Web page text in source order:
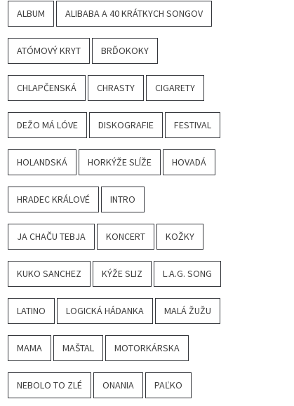
ALBUM ALIBABA A 40 KRÁTKYCH SONGOV
ATÓMOVÝ KRYT BRĎOKOKY
CHLAPČENSKÁ CHRASTY CIGARETY
DEŽO MÁ LÓVE DISKOGRAFIE FESTIVAL
HOLANDSKÁ HORKÝŽE SLÍŽE HOVADÁ
HRADEC KRÁLOVÉ INTRO
JA CHAČU TEBJA KONCERT KOŽKY
KUKO SANCHEZ KÝŽE SLIZ L.A.G. SONG
LATINO LOGICKÁ HÁDANKA MALÁ ŽUŽU
MAMA MAŠTAL MOTORKÁRSKA
NEBOLO TO ZLÉ ONANIA PAĽKO